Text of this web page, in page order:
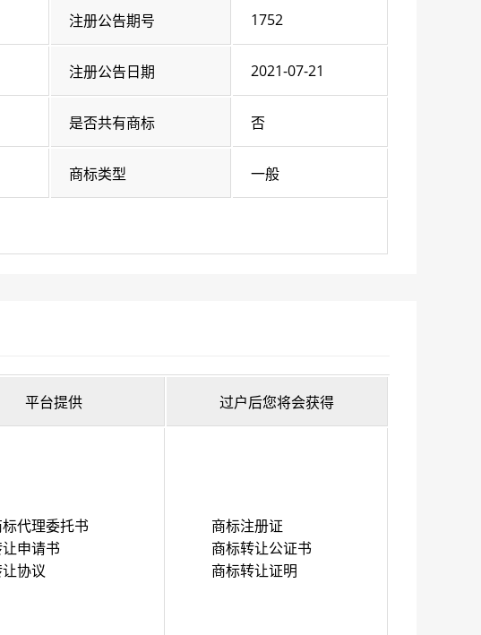
注册公告期号 1752
注册公告日期 2021-07-21
是否共有商标 否
商标类型 一般
平台提供 过户后您将会获得
代理委托书
申请书
协议
商标注册证
商标转让公证书
商标转让证明